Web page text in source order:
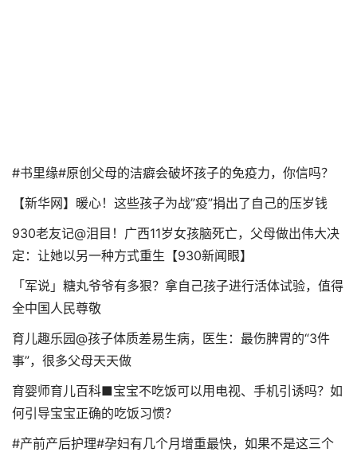
#书里缘#原创父母的洁癖会破坏孩子的免疫力，你信吗？
【新华网】暖心！这些孩子为战”疫”捐出了自己的压岁钱
930老友记@泪目！广西11岁女孩脑死亡，父母做出伟大决
定：让她以另一种方式重生【930新闻眼】
「军说」糖丸爷爷有多狠？拿自己孩子进行活体试验，值得
全中国人民尊敬
育儿趣乐园@孩子体质差易生病，医生：最伤脾胃的“3件
事”，很多父母天天做
育婴师育儿百科■宝宝不吃饭可以用电视、手机引诱吗？如
何引导宝宝正确的吃饭习惯？
#产前产后护理#孕妇有几个月增重最快，如果不是这三个